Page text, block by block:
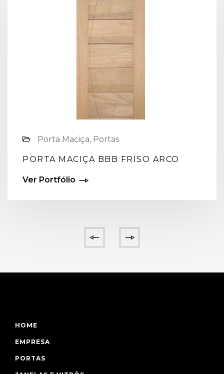
Porta Maciça, Portas
PORTA MACIÇA BBB FRISO ARCO
Ver Portfólio
HOME
EMPRESA
PORTAS